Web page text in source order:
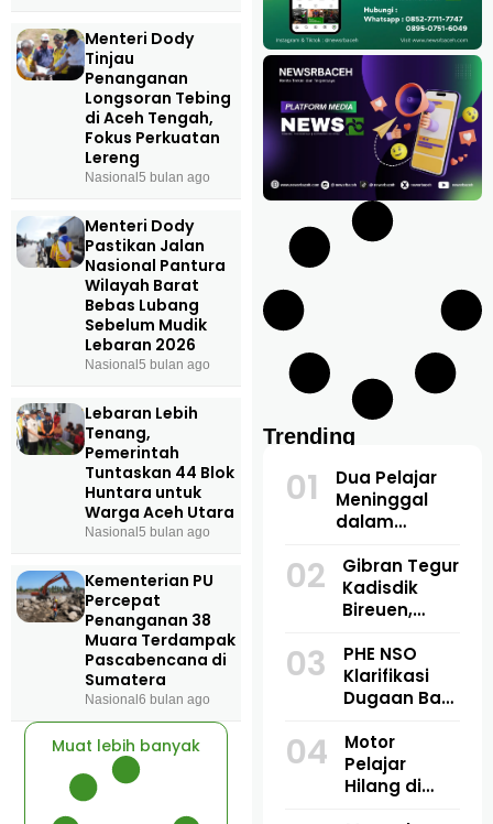
Menteri Dody
Tinjau
Penanganan
Longsoran Tebing
di Aceh Tengah,
Fokus Perkuatan
Lereng
Nasional 5 bulan ago
Menteri Dody
Pastikan Jalan
Nasional Pantura
Wilayah Barat
Bebas Lubang
Sebelum Mudik
Lebaran 2026
Nasional 5 bulan ago
Lebaran Lebih
Tenang,
Pemerintah
Tuntaskan 44 Blok
Huntara untuk
Warga Aceh Utara
Nasional 5 bulan ago
Kementerian PU
Percepat
Penanganan 38
Muara Terdampak
Pascabencana di
Sumatera
Nasional 6 bulan ago
Muat lebih banyak
Trending
01
Dua Pelajar
Meninggal
dalam
Maut di
Lhoksukon,
Motor
Saat
Mendahului
02
Gibran Tegur
Kadisdik
Bireuen,
Buku Dipakai
3 Siswa di
SDN 7
Bireuen:
“Enggak
Boleh!”
03
PHE NSO
Klarifikasi
Dugaan Bau
Blang
Panyang:
Bukan
04
Motor
Pelajar
Hilang di